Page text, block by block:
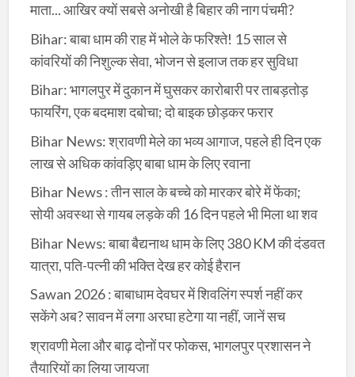
माता... आखिर क्यों सबसे अनोखी है बिहार की नाग पंचमी?
Bihar: बाबा धाम की राह में भोले के फरिश्ते! 15 साल से
कांवरियों की निशुल्क सेवा, भोजन से इलाज तक हर सुविधा
Bihar: भागलपुर में दुकान में घुसकर कारोबारी पर ताबड़तोड़
फायरिंग, एक बदमाश दबोचा; दो बाइक छोड़कर फरार
Bihar News: श्रावणी मेले का भव्य आगाज, पहले ही दिन एक
लाख से अधिक कांवड़िए बाबा धाम के लिए रवाना
Bihar News : तीन साल के बच्चे को मारकर बोरे में फेंका;
सोयी अवस्था से गायब लड़के की 16 दिन पहले भी मिला था शव
Bihar News: बाबा बैद्यनाथ धाम के लिए 380 KM की दंडवत
यात्रा, पति-पत्नी की भक्ति देख हर कोई हैरान
Sawan 2026 : बाबाधाम देवघर में शिवलिंग स्पर्श नहीं कर
सकेंगे अब? सावन में लगा अरघा हटेगा या नहीं, जानें सच
श्रावणी मेला और बाढ़ दोनों पर फोकस, भागलपुर प्रशासन ने
तैयारियों का लिया जायजा